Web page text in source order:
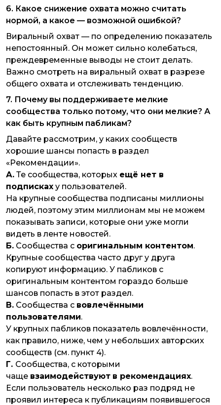
6. Какое снижение охвата можно считать
нормой, а какое — возможной ошибкой?
Виральный охват — по определению показатель
непостоянный. Он может сильно колебаться,
преждевременные выводы не стоит делать.
Важно смотреть на виральный охват в разрезе
общего охвата и отслеживать тенденцию.
7. Почему вы поддерживаете мелкие
сообщества только потому, что они мелкие? А
как быть крупным пабликам?
Давайте рассмотрим, у каких сообществ
хорошие шансы попасть в раздел
«Рекомендации».
А. Те сообщества, которых ещё нет в
подписках у пользователей.
На крупные сообщества подписаны миллионы
людей, поэтому этим миллионам мы не можем
показывать записи, которые они уже могли
видеть в ленте новостей.
Б. Сообщества с оригинальным контентом.
Крупные сообщества часто друг у друга
копируют информацию. У пабликов с
оригинальным контентом гораздо больше
шансов попасть в этот раздел.
В. Сообщества с вовлечёнными
пользователями.
У крупных пабликов показатель вовлечённости,
как правило, ниже, чем у небольших авторских
сообществ (см. пункт 4).
Г. Сообщества, с которыми
чаще взаимодействуют в рекомендациях.
Если пользователь несколько раз подряд не
проявил интереса к публикациям появившегося